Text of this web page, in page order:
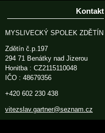
Kontakt
MYSLIVECKÝ SPOLEK ZDĚTÍN
Zdětín č.p.197
294 71 Benátky nad Jizerou
Honitba : CZ2115110048
IČO : 48679356
+420 602 230 438
vitezslav.gartner@seznam.cz